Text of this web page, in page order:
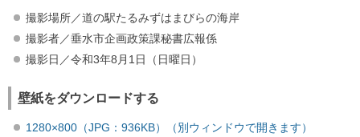
撮影場所／道の駅たるみずはまびらの海岸
撮影者／垂水市企画政策課秘書広報係
撮影日／令和3年8月1日（日曜日）
壁紙をダウンロードする
1280×800（JPG：936KB）（別ウィンドウで開きます）